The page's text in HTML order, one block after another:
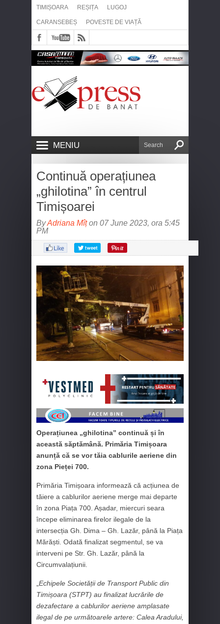
TIMIȘOARA REȘIȚA LUGOJ
CARANSEBEȘ POVESTE DE VIAȚĂ
MENIU
Continuă operațiunea
„ghilotina” în centrul
Timișoarei
ByAdriana Mîțon 07 June 2023, ora 5:45
PM
Operațiunea „ghilotina” continuă și în
această săptămână. Primăria Timișoara
anunță că se vor tăia cablurile aeriene din
zona Pieței 700.
Primăria Timișoara informează că acțiunea de
tăiere a cablurilor aeriene merge mai departe
în zona Piața 700. Așadar, miercuri seara
începe eliminarea firelor ilegale de la
intersecția Gh. Dima – Gh. Lazăr, până la Piața
Mărăști. Odată finalizat segmentul, se va
interveni pe Str. Gh. Lazăr, până la
Circumvalațiunii.
„Echipele Societății de Transport Public din
Timișoara (STPT) au finalizat lucrările de
dezafectare a cablurilor aeriene amplasate
ilegal de pe următoarele artere: Calea Aradului,